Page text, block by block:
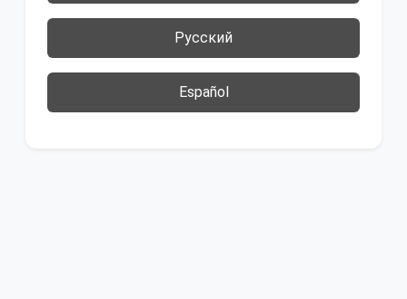
Русский
Español